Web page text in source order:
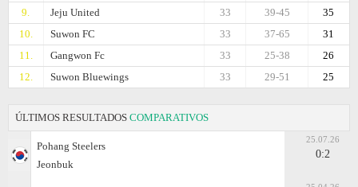
9.
Jeju United 35
39-45
33
10.
Suwon FC 31
37-65
33
11.
Gangwon Fc 26
25-38
33
12.
Suwon Bluewings 25
29-51
33
ÚLTIMOS RESULTADOS COMPARATIVOS
Pohang Steelers
Jeonbuk
25.07.26
0:2